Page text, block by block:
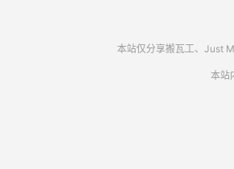
本站仅分享搬瓦工、Just
本站